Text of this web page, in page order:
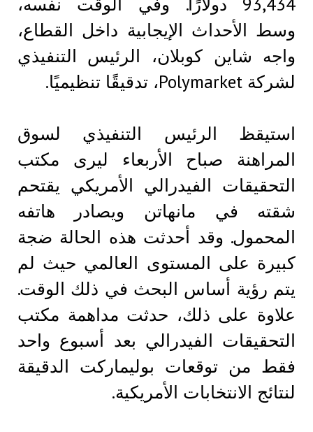
وسط الأحداث الإيجابية داخل القطاع،
واجه شاين كوبلان، الرئيس التنفيذي
لشركة Polymarket، تدقيقًا تنظيميًا.
استيقظ الرئيس التنفيذي لسوق
المراهنة صباح الأربعاء ليرى مكتب
التحقيقات الفيدرالي الأمريكي يقتحم
شقته في مانهاتن ويصادر هاتفه
المحمول. وقد أحدثت هذه الحالة ضجة
كبيرة على المستوى العالمي حيث لم
يتم رؤية أساس البحث في ذلك الوقت.
علاوة على ذلك، حدثت مداهمة مكتب
التحقيقات الفيدرالي بعد أسبوع واحد
فقط من توقعات بوليماركت الدقيقة
لنتائج الانتخابات الأمريكية.